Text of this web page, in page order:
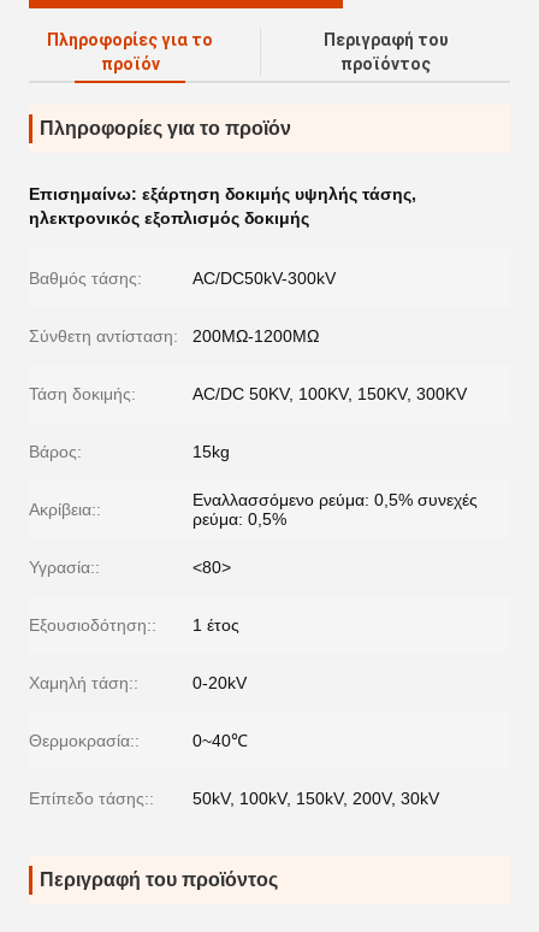
Πληροφορίες για το
προϊόν
Περιγραφή του
προϊόντος
Πληροφορίες για το προϊόν
Επισημαίνω: εξάρτηση δοκιμής υψηλής τάσης,
ηλεκτρονικός εξοπλισμός δοκιμής
Βαθμός τάσης: AC/DC50kV-300kV
Σύνθετη αντίσταση: 200MΩ-1200MΩ
Τάση δοκιμής: AC/DC 50KV, 100KV, 150KV, 300KV
Βάρος: 15kg
Ακρίβεια::
Εναλλασσόμενο ρεύμα: 0,5% συνεχές
ρεύμα: 0,5%
Υγρασία:: <80>
Εξουσιοδότηση:: 1 έτος
Χαμηλή τάση:: 0-20kV
Θερμοκρασία:: 0~40℃
Επίπεδο τάσης:: 50kV, 100kV, 150kV, 200V, 30kV
Περιγραφή του προϊόντος